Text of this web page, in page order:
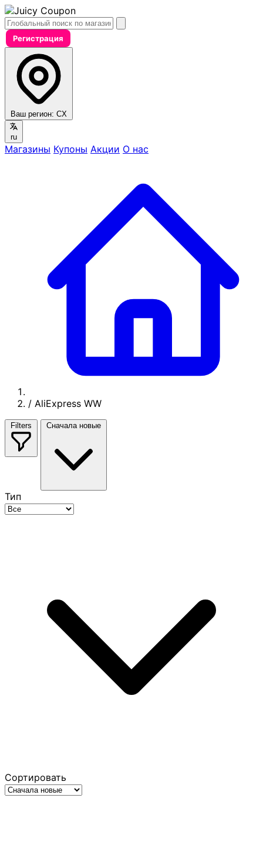
Регистрация
Ваш регион: CX
ru
Магазины Купоны Акции О нас
/ AliExpress WW
Filters Сначала новые
Тип
Сортировать